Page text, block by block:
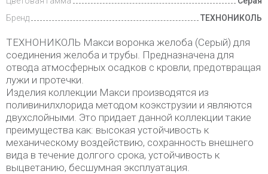
Бренд
ТЕХНОНИКОЛЬ
ТЕХНОНИКОЛЬ Макси воронка желоба (Серый) для
соединения желоба и трубы. Предназначена для
отвода атмосферных осадков с кровли, предотвращая
лужи и протечки.
Изделия коллекции Макси производятся из
поливинилхлорида методом коэкструзии и являются
двухслойными. Это придает данной коллекции такие
преимущества как: высокая устойчивость к
механическому воздействию, сохранность внешнего
вида в течение долгого срока, устойчивость к
выцветанию, бесшумная эксплуатация.